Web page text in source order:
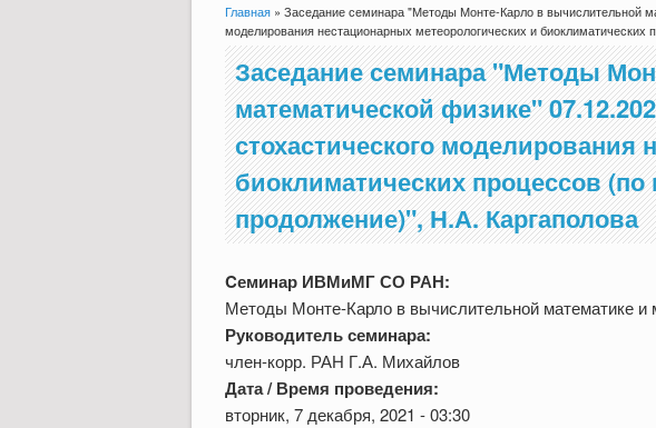
Вы здесь
Главная » Заседание семинара "Методы Монте-Карло в вычислительной
моделирования нестационарных метеорологических и
Заседание семинара "Методы
математической физике"
стохастического моделирования
биоклиматических процессов
продолжение)", Н.А. Каргаполова
Cеминар ИВМиМГ СО РАН:
Методы Монте-Карло в вычислительной математике и
Руководитель семинара:
член-корр. РАН Г.А. Михайлов
Дата / Время проведения:
вторник, 7 декабря, 2021 - 03:30